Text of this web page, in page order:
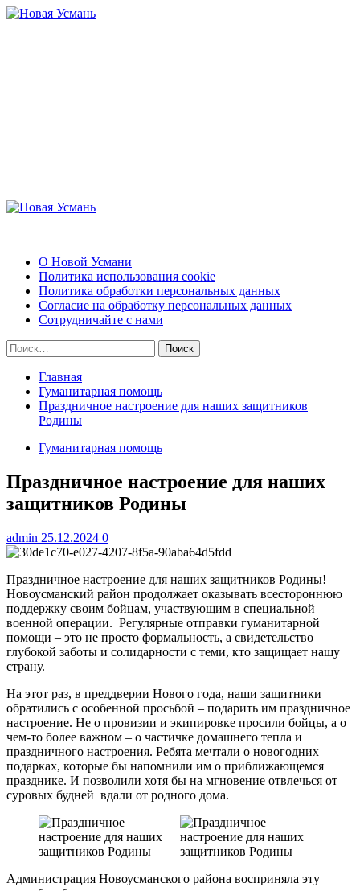
Перейти
Основное
О Новой Усмани
Политика использования cookie
Политика обработки персональных данных
Согласие на обработку персональных данных
Сотрудничайте с нами
Найти:
Главная
Гуманитарная помощь
Праздничное настроение для наших защитников
Родины
Гуманитарная помощь
Праздничное настроение для наших
защитников Родины
admin 25.12.2024 0
Праздничное настроение для наших защитников Родины!
Новоусманский район продолжает оказывать всестороннюю
поддержку своим бойцам, участвующим в специальной
военной операции. Регулярные отправки гуманитарной
помощи – это не просто формальность, а свидетельство
глубокой заботы и солидарности с теми, кто защищает нашу
страну.
На этот раз, в преддверии Нового года, наши защитники
обратились с особенной просьбой – подарить им праздничное
настроение. Не о провизии и экипировке просили бойцы, а о
чем-то более важном – о частичке домашнего тепла и
праздничного настроения. Ребята мечтали о новогодних
подарках, которые бы напомнили им о приближающемся
празднике. И позволили хотя бы на мгновение отвлечься от
суровых будней вдали от родного дома.
Администрация Новоусманского района восприняла эту